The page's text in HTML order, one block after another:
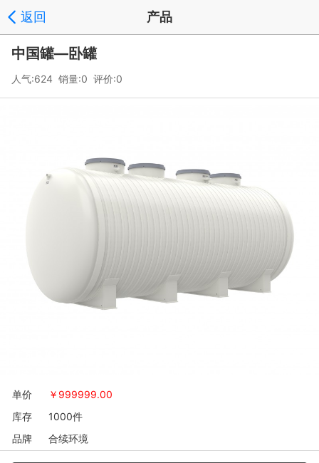
返回 产品
中国罐—卧罐
人气:624 销量:0 评价:0
单价 ￥ 999999.00
库存
1000件
品牌
合续环境